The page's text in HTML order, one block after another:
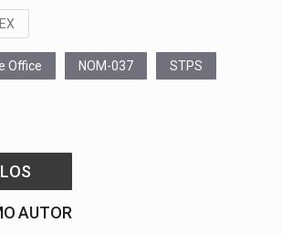
Office NOM-037 STPS
AUTOR